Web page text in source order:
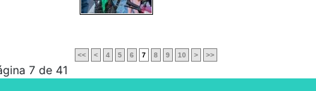
7 de 41
<< < 4 5 6 7 8 9 10 > >>